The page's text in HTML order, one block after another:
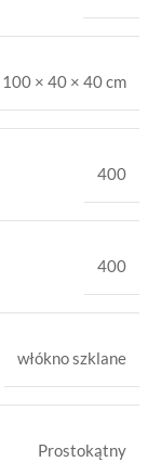
100 × 40 × 40 cm
400
400
włókno szklane
Prostokątny